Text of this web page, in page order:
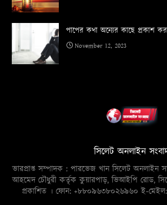
পাপের কথা অন্যের কাছে প্রকাশ
November 12, 2023
সিলেট অনলাইন
ভারপ্রাপ্ত সম্পাদক : পারভেজ খান সিলেট অনলাইন
আহমেদ চৌধুরী কর্তৃক কুয়ারপাড়, ভিআইপি রোড,
প্রকাশিত । ফোন: +৮৮০৯৬৩৮০২৬৯৬০ ই-